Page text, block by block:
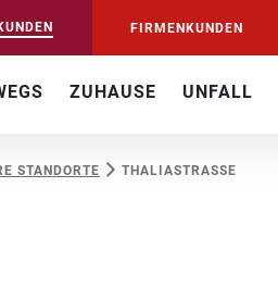
FIRMENKUNDEN
ZUHAUSE UNFALL
STANDORTE THALIASTRASSE